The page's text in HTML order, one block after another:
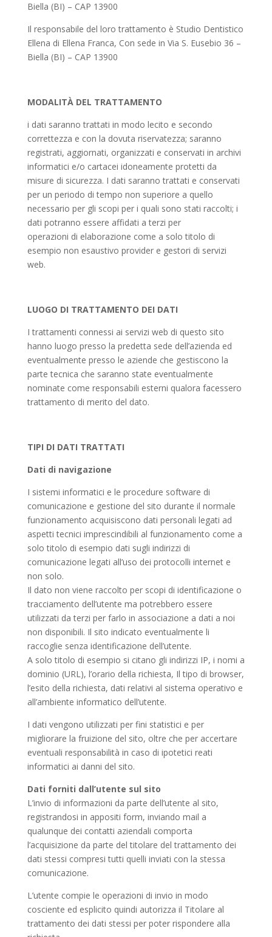
Biella (BI) – CAP 13900
Il responsabile del loro trattamento è Studio Dentistico
Ellena di Ellena Franca, Con sede in Via S. Eusebio 36 –
Biella (BI) – CAP 13900
MODALITÀ DEL TRATTAMENTO
i dati saranno trattati in modo lecito e secondo
correttezza e con la dovuta riservatezza; saranno
registrati, aggiornati, organizzati e conservati in archivi
informatici e/o cartacei idoneamente protetti da
misure di sicurezza. I dati saranno trattati e conservati
per un periodo di tempo non superiore a quello
necessario per gli scopi per i quali sono stati raccolti; i
dati potranno essere affidati a terzi per
operazioni di elaborazione come a solo titolo di
esempio non esaustivo provider e gestori di servizi
web.
LUOGO DI TRATTAMENTO DEI DATI
I trattamenti connessi ai servizi web di questo sito
hanno luogo presso la predetta sede dell’azienda ed
eventualmente presso le aziende che gestiscono la
parte tecnica che saranno state eventualmente
nominate come responsabili esterni qualora facessero
trattamento di merito del dato.
TIPI DI DATI TRATTATI
Dati di navigazione
I sistemi informatici e le procedure software di
comunicazione e gestione del sito durante il normale
funzionamento acquisiscono dati personali legati ad
aspetti tecnici imprescindibili al funzionamento come a
solo titolo di esempio dati sugli indirizzi di
comunicazione legati all’uso dei protocolli internet e
non solo.
Il dato non viene raccolto per scopi di identificazione o
tracciamento dell’utente ma potrebbero essere
utilizzati da terzi per farlo in associazione a dati a noi
non disponibili. Il sito indicato eventualmente li
raccoglie senza identificazione dell’utente.
A solo titolo di esempio si citano gli indirizzi IP, i nomi a
dominio (URL), l’orario della richiesta, Il tipo di browser,
l’esito della richiesta, dati relativi al sistema operativo e
all’ambiente informatico dell’utente.
I dati vengono utilizzati per fini statistici e per
migliorare la fruizione del sito, oltre che per accertare
eventuali responsabilità in caso di ipotetici reati
informatici ai danni del sito.
Dati forniti dall’utente sul sito
L’invio di informazioni da parte dell’utente al sito,
registrandosi in appositi form, inviando mail a
qualunque dei contatti aziendali comporta
l’acquisizione da parte del titolare del trattamento dei
dati stessi compresi tutti quelli inviati con la stessa
comunicazione.
L’utente compie le operazioni di invio in modo
cosciente ed esplicito quindi autorizza il Titolare al
trattamento dei dati stessi per poter rispondere alla